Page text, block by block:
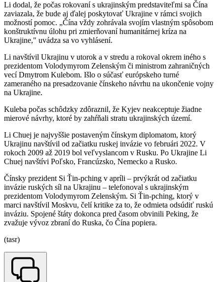
Li dodal, že počas rokovaní s ukrajinským predstaviteľmi sa Čína
zaviazala, že bude aj ďalej poskytovať Ukrajine v rámci svojich
možností pomoc. „Čína vždy zohrávala svojím vlastným spôsobom
konštruktívnu úlohu pri zmierňovaní humanitárnej kríza na
Ukrajine," uvádza sa vo vyhlásení.
Li navštívil Ukrajinu v utorok a v stredu a rokoval okrem iného s
prezidentom Volodymyrom Zelenským či ministrom zahraničných
vecí Dmytrom Kulebom. Išlo o súčasť európskeho turné
zameraného na presadzovanie čínskeho návrhu na ukončenie vojny
na Ukrajine.
Kuleba počas schôdzky zdôraznil, že Kyjev neakceptuje žiadne
mierové návrhy, ktoré by zahŕňali stratu ukrajinských území.
Li Chuej je najvyššie postaveným čínskym diplomatom, ktorý
Ukrajinu navštívil od začiatku ruskej invázie vo februári 2022. V
rokoch 2009 až 2019 bol veľvyslancom v Rusku. Po Ukrajine Li
Chuej navštívi Poľsko, Francúzsko, Nemecko a Rusko.
Čínsky prezident Si Ťin-pching v apríli – prvýkrát od začiatku
invázie ruských síl na Ukrajinu – telefonoval s ukrajinským
prezidentom Volodymyrom Zelenským. Si Ťin-pching, ktorý v
marci navštívil Moskvu, čelí kritike za to, že odmieta odsúdiť ruskú
inváziu. Spojené štáty dokonca pred časom obvinili Peking, že
zvažuje vývoz zbraní do Ruska, čo Čína popiera.
(tasr)